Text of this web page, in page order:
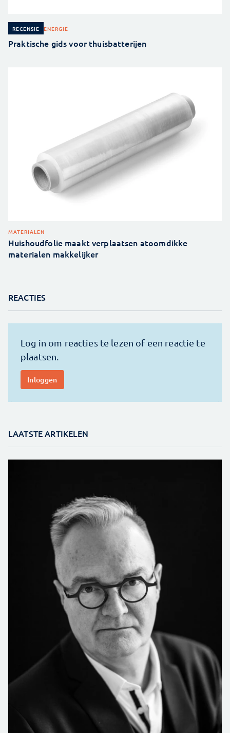
RECENSIE ENERGIE
Praktische gids voor thuisbatterijen
MATERIALEN
Huishoudfolie maakt verplaatsen atoomdikke
materialen makkelijker
REACTIES
LAATSTE ARTIKELEN